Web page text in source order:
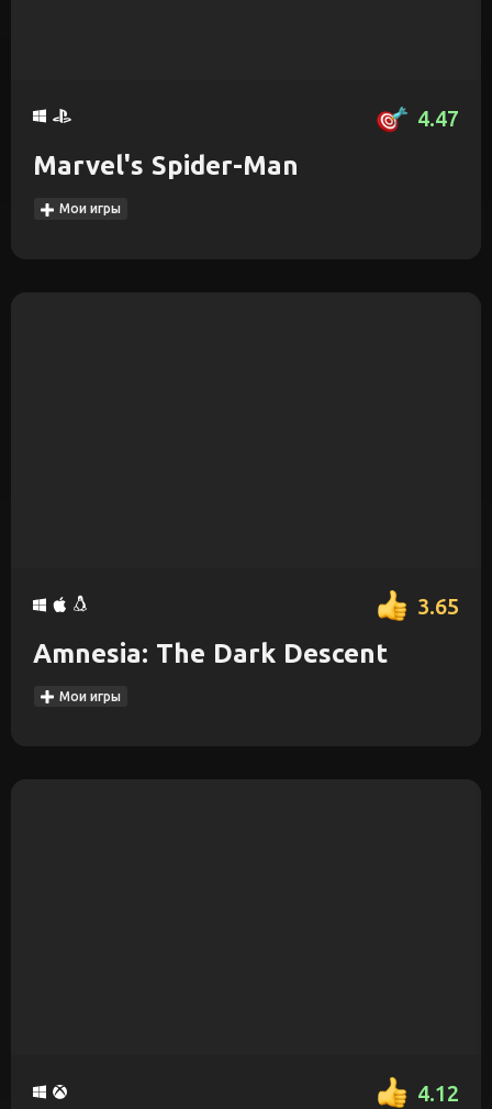
4.47
Marvel's Spider-Man
Мои игры
3.65
Amnesia: The Dark Descent
Мои игры
4.12